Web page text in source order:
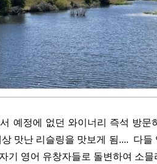
예정에 없던 와이너리 즉석 방
맛난 리슬링을 맛보게 됨.... 다
기 영어 유창자들로 돌변하여 소